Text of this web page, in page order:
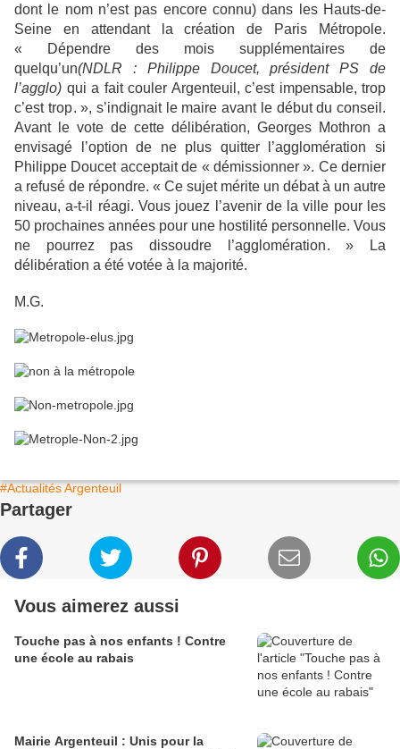
dont le nom n’est pas encore connu) dans les Hauts-de-
Seine en attendant la création de Paris Métropole.
« Dépendre des mois supplémentaires de
quelqu’un(NDLR : Philippe Doucet, président PS de
l’agglo) qui a fait couler Argenteuil, c’est impensable, trop
c’est trop . », s’indignait le maire avant le début du conseil.
Avant le vote de cette délibération, Georges Mothron a
envisagé l’option de ne plus quitter l’agglomération si
Philippe Doucet acceptait de « démissionner ». Ce dernier
a refusé de répondre. « Ce sujet mérite un débat à un autre
niveau, a-t-il réagi. Vous jouez l’avenir de la ville pour les
50 prochaines années pour une hostilité personnelle. Vous
ne pourrez pas dissoudre l’agglomération . » La
délibération a été votée à la majorité.
M.G.
#Actualités Argenteuil
Partager
Vous aimerez aussi
Touche pas à nos enfants ! Contre
une école au rabais
Mairie Argenteuil : Unis pour la